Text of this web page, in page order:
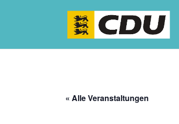
« Alle Veranstaltungen